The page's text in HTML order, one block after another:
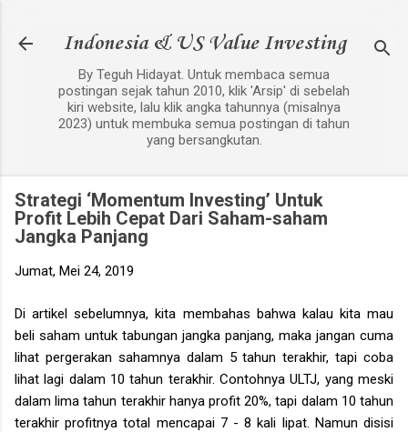
Indonesia & US Value Investing
By Teguh Hidayat. Untuk membaca semua
postingan sejak tahun 2010, klik 'Arsip' di sebelah
kiri website, lalu klik angka tahunnya (misalnya
2023) untuk membuka semua postingan di tahun
yang bersangkutan.
Strategi ‘Momentum Investing’ Untuk
Profit Lebih Cepat Dari Saham-saham
Jangka Panjang
Jumat, Mei 24, 2019
Di artikel sebelumnya, kita membahas bahwa kalau kita mau
beli saham untuk tabungan jangka panjang, maka jangan cuma
lihat pergerakan sahamnya dalam 5 tahun terakhir, tapi coba
lihat lagi dalam 10 tahun terakhir. Contohnya ULTJ, yang meski
dalam lima tahun terakhir hanya profit 20%, tapi dalam 10 tahun
terakhir profitnya total mencapai 7 - 8 kali lipat. Namun disisi